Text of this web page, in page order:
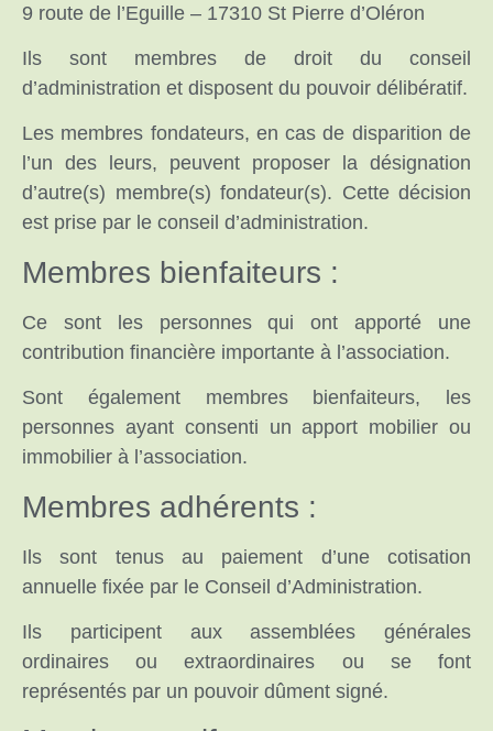
9 route de l’Eguille – 17310 St Pierre d’Oléron
Ils sont membres de droit du conseil
d’administration et disposent du pouvoir délibératif.
Les membres fondateurs, en cas de disparition de
l’un des leurs, peuvent proposer la désignation
d’autre(s) membre(s) fondateur(s). Cette décision
est prise par le conseil d’administration.
Membres bienfaiteurs :
Ce sont les personnes qui ont apporté une
contribution financière importante à l’association.
Sont également membres bienfaiteurs, les
personnes ayant consenti un apport mobilier ou
immobilier à l’association.
Membres adhérents :
Ils sont tenus au paiement d’une cotisation
annuelle fixée par le Conseil d’Administration.
Ils participent aux assemblées générales
ordinaires ou extraordinaires ou se font
représentés par un pouvoir dûment signé.